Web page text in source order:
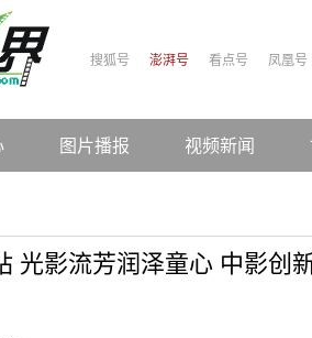
搜狐号 澎湃号 看点号 凤凰号
图片播报 视频新闻
光影流芳润泽童心 中影创